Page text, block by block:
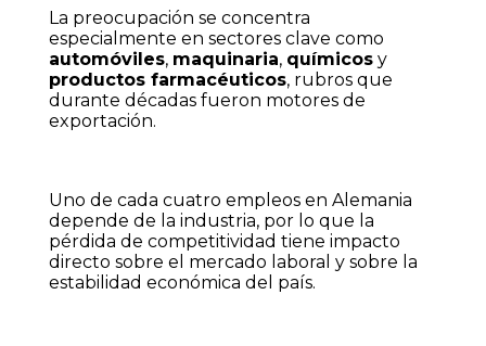
La preocupación se concentra
especialmente en sectores clave como
automóviles, maquinaria, químicosy
productos farmacéuticos, rubros que
durante décadas fueron motores de
exportación.
Uno de cada cuatro empleos en Alemania
depende de la industria, por lo que la
pérdida de competitividad tiene impacto
directo sobre el mercado laboral y sobre la
estabilidad económica del país.